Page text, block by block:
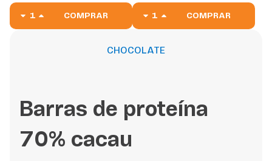
COMPRAR COMPRAR
CHOCOLATE
Barras de proteína
70% cacau